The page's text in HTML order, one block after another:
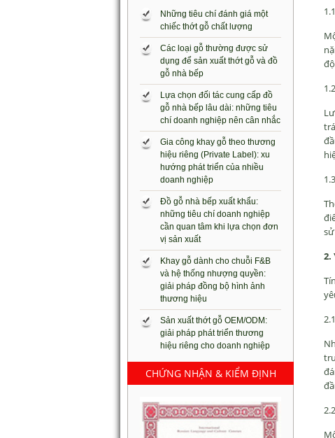
Những tiêu chí đánh giá một
chiếc thớt gỗ chất lượng
Các loại gỗ thường được sử
dụng để sản xuất thớt gỗ và đồ
gỗ nhà bếp
Lựa chọn đối tác cung cấp đồ
gỗ nhà bếp lâu dài: những tiêu
chí doanh nghiệp nên cân nhắc
Gia công khay gỗ theo thương
hiệu riêng (Private Label): xu
hướng phát triển của nhiều
doanh nghiệp
Đồ gỗ nhà bếp xuất khẩu:
những tiêu chí doanh nghiệp
cần quan tâm khi lựa chọn đơn
vị sản xuất
Khay gỗ dành cho chuỗi F&B
và hệ thống nhượng quyền:
giải pháp đồng bộ hình ảnh
thương hiệu
Sản xuất thớt gỗ OEM/ODM:
giải pháp phát triển thương
hiệu riêng cho doanh nghiệp
CHỨNG NHẬN & KIỂM ĐỊNH
đ
Lư
đ
hi
đi
s
2.
T
y
tr
đ
đ